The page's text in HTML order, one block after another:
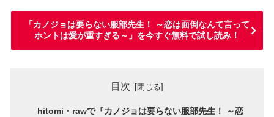
「カノジョは要らない服部先生！ ～恋は面倒なんて言って
ホントは愛が重すぎる～」を今すぐ無料で試し読み！
目次
hitomi・rawで『カノジョは要らない服部先生！ ～恋